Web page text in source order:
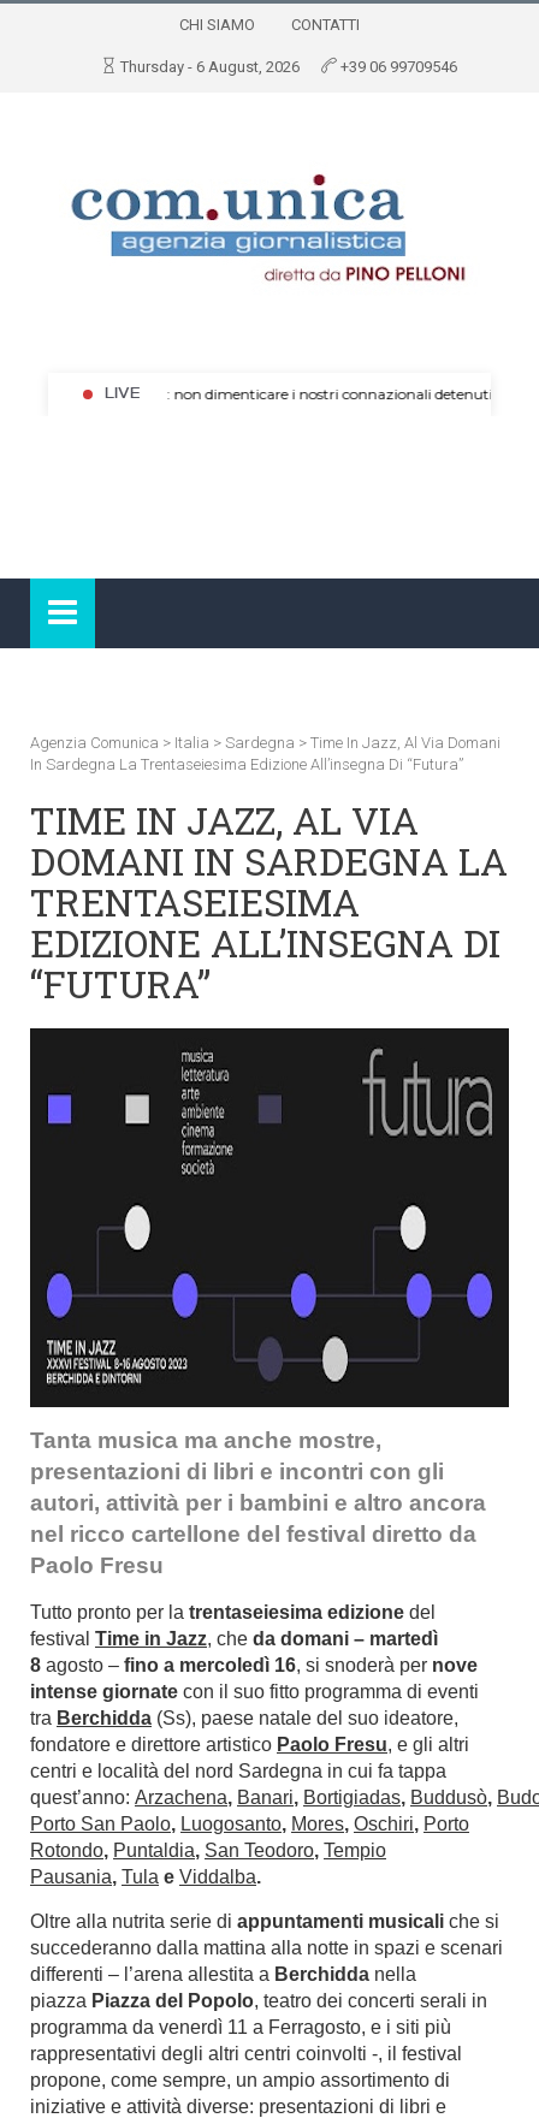
CHI SIAMO CONTATTI
Thursday - 6 August, 2026 +39 06 99709546
Agenzia Comunica > Italia > Sardegna > Time In Jazz, Al Via Domani
In Sardegna La Trentaseiesima Edizione All’insegna Di “Futura”
TIME IN JAZZ, AL VIA
DOMANI IN SARDEGNA LA
TRENTASEIESIMA
EDIZIONE ALL’INSEGNA DI
“FUTURA”
Tanta musica ma anche mostre,
presentazioni di libri e incontri con gli
autori, attività per i bambini e altro ancora
nel ricco cartellone del festival diretto da
Paolo Fresu
Tutto pronto per la trentaseiesima edizione del
festival Time in Jazz, che da domani – martedì
8 agosto – fino a mercoledì 16, si snoderà per nove
intense giornate con il suo fitto programma di eventi
tra Berchidda (Ss), paese natale del suo ideatore,
fondatore e direttore artistico Paolo Fresu, e gli altri
centri e località del nord Sardegna in cui fa tappa
quest’anno: Arzachena, Banari, Bortigiadas, Buddusò,
Porto San Paolo, Luogosanto, Mores, Oschiri, Porto
Rotondo, Puntaldia, San Teodoro, Tempio
Pausania, Tula e Viddalba.
Oltre alla nutrita serie di appuntamenti musicali che si
succederanno dalla mattina alla notte in spazi e scenari
differenti – l’arena allestita a Berchidda nella
piazza Piazza del Popolo, teatro dei concerti serali in
programma da venerdì 11 a Ferragosto, e i siti più
rappresentativi degli altri centri coinvolti -, il festival
propone, come sempre, un ampio assortimento di
iniziative e attività diverse: presentazioni di libri e